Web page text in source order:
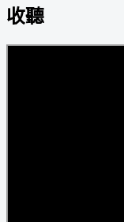
收聽